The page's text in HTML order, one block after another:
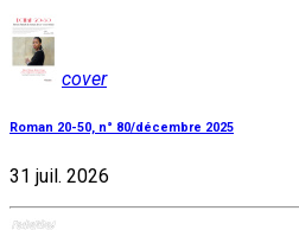
cover
Roman 20-50, n° 80/décembre 2025
31 juil. 2026